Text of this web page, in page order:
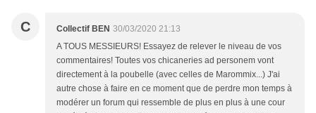
C Collectif BEN 30/03/2020 21:13
A TOUS MESSIEURS! Essayez de relever le niveau de vos
commentaires! Toutes vos chicaneries ad personem vont
directement à la poubelle (avec celles de Marommix...) J'ai
autre chose à faire en ce moment que de perdre mon temps à
modérer un forum qui ressemble de plus en plus à une cour